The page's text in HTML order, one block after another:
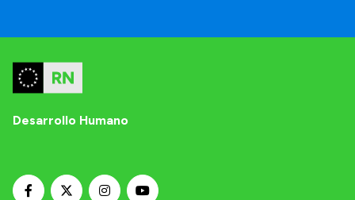
Desarrollo Humano